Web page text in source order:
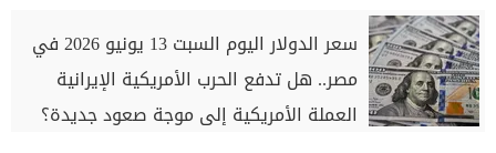
سعر الدولار اليوم السبت 13 يونيو 2026 في
مصر.. هل تدفع الحرب الأمريكية الإيرانية
العملة الأمريكية إلى موجة صعود جديدة؟